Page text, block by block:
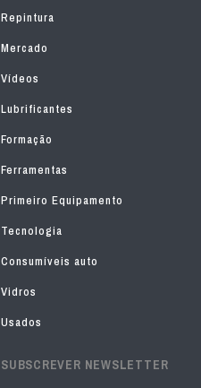
Repintura
Mercado
Vídeos
Lubrificantes
Formação
Ferramentas
Primeiro Equipamento
Tecnologia
Consumíveis auto
Vidros
Usados
SUBSCREVER NEWSLETTER